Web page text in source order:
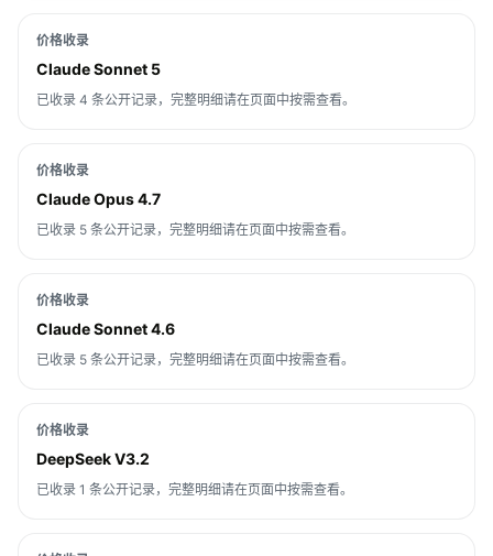
价格收录
Claude Sonnet 5
已收录 4 条公开记录，完整明细请在页面中按需查看。
价格收录
Claude Opus 4.7
已收录 5 条公开记录，完整明细请在页面中按需查看。
价格收录
Claude Sonnet 4.6
已收录 5 条公开记录，完整明细请在页面中按需查看。
价格收录
DeepSeek V3.2
已收录 1 条公开记录，完整明细请在页面中按需查看。